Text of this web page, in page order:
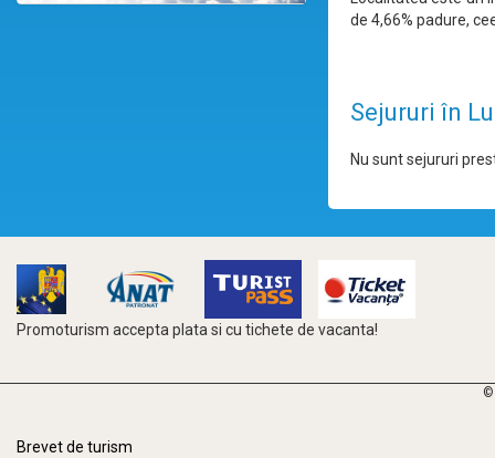
de 4,66% padure,
Sejururi în
Nu sunt sejururi
Promoturism accepta plata si cu tichete de vacanta!
©
Brevet de turism